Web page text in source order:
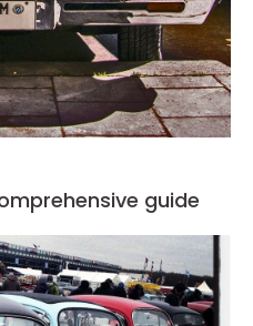
guide